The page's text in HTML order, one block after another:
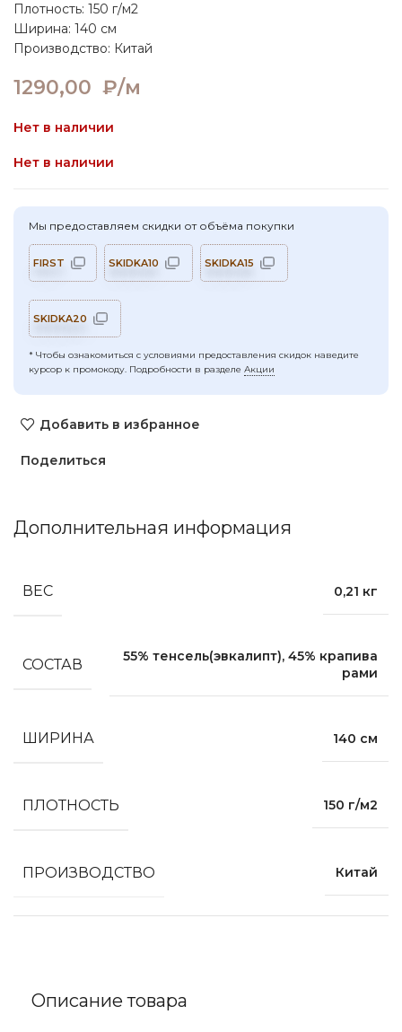
Плотность: 150 г/м2
Ширина: 140 см
Производство: Китай
1290,00 ₽/м
Нет в наличии
Нет в наличии
Мы предоставляем скидки от объёма покупки
FIRST SKIDKA10 SKIDKA15
SKIDKA20
* Чтобы ознакомиться с условиями предоставления скидок наведите
курсор к промокоду. Подробности в разделе Акции
Добавить в избранное
Поделиться
Описание товара
Дополнительная информация
ВЕС 0,21 кг
СОСТАВ
55% тенсель(эвкалипт), 45% крапива
рами
ШИРИНА 140 см
ПЛОТНОСТЬ 150 г/м2
ПРОИЗВОДСТВО Китай